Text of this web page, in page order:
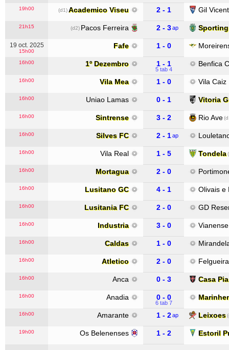
19h00 (d1)Academico Viseu 2 - 1 Gil
21h15 (d2) Pacos Ferreira 2 - 3 ap
19 oct. 2025
15h00
Fafe 1 - 0
16h00 1º Dezembro 1 - 1
5 tab 4
Benfica
16h00 Vila Mea 1 - 0 Vila Caiz
16h00 Uniao Lamas 0 - 1 Vitoria
16h00 Sintrense 3 - 2 Rio Ave
16h00 Silves FC 2 - 1 ap
16h00 Vila Real 1 - 5 Tondela
16h00 Mortagua 2 - 0
16h00 Lusitano GC 4 - 1 Olivais e
16h00 Lusitania FC 2 - 0 GD
16h00 Industria 3 - 0 Vianense
16h00 Caldas 1 - 0
16h00 Atletico 2 - 0
16h00 Anca 0 - 3 Casa Pia
16h00 Anadia 0 - 0
6 tab 7
16h00 Amarante 1 - 2 ap Leixoes
19h00 Os Belenenses 1 - 2 Estoril